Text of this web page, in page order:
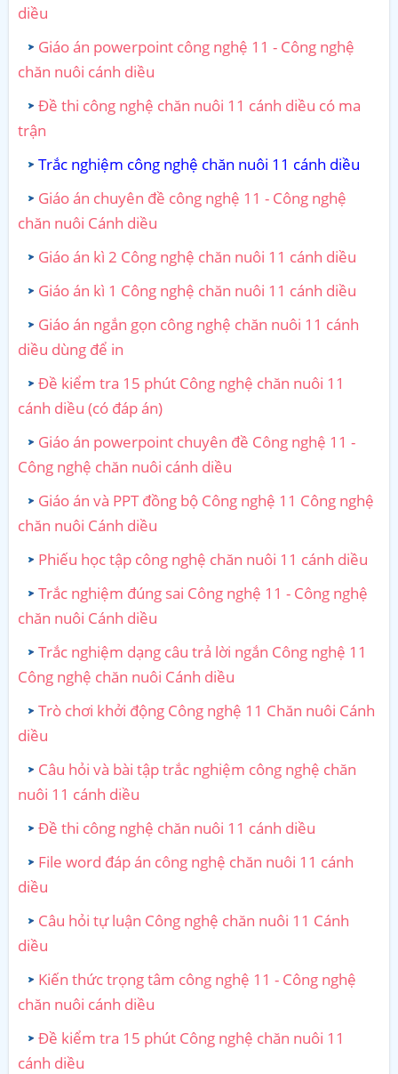
diều
Giáo án powerpoint công nghệ 11 - Công nghệ
chăn nuôi cánh diều
Đề thi công nghệ chăn nuôi 11 cánh diều có ma
trận
Trắc nghiệm công nghệ chăn nuôi 11 cánh diều
Giáo án chuyên đề công nghệ 11 - Công nghệ
chăn nuôi Cánh diều
Giáo án kì 2 Công nghệ chăn nuôi 11 cánh diều
Giáo án kì 1 Công nghệ chăn nuôi 11 cánh diều
Giáo án ngắn gọn công nghệ chăn nuôi 11 cánh
diều dùng để in
Đề kiểm tra 15 phút Công nghệ chăn nuôi 11
cánh diều (có đáp án)
Giáo án powerpoint chuyên đề Công nghệ 11 -
Công nghệ chăn nuôi cánh diều
Giáo án và PPT đồng bộ Công nghệ 11 Công nghệ
chăn nuôi Cánh diều
Phiếu học tập công nghệ chăn nuôi 11 cánh diều
Trắc nghiệm đúng sai Công nghệ 11 - Công nghệ
chăn nuôi Cánh diều
Trắc nghiệm dạng câu trả lời ngắn Công nghệ 11
Công nghệ chăn nuôi Cánh diều
Trò chơi khởi động Công nghệ 11 Chăn nuôi Cánh
diều
Câu hỏi và bài tập trắc nghiệm công nghệ chăn
nuôi 11 cánh diều
Đề thi công nghệ chăn nuôi 11 cánh diều
File word đáp án công nghệ chăn nuôi 11 cánh
diều
Câu hỏi tự luận Công nghệ chăn nuôi 11 Cánh
diều
Kiến thức trọng tâm công nghệ 11 - Công nghệ
chăn nuôi cánh diều
Đề kiểm tra 15 phút Công nghệ chăn nuôi 11
cánh diều